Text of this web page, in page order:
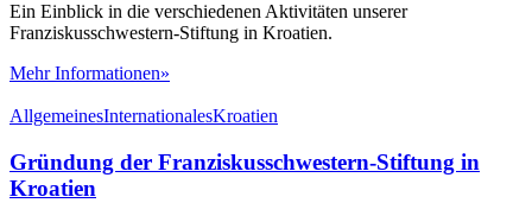
Ein Einblick in die verschiedenen Aktivitäten unserer
Franziskusschwestern-Stiftung in Kroatien.
Mehr Informationen»
AllgemeinesInternationalesKroatien
Gründung der Franziskusschwestern-Stiftung in
Kroatien